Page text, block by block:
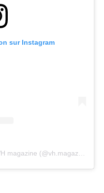
sur Instagram
Une publication partagée par VH magazine (@vh.magazine)